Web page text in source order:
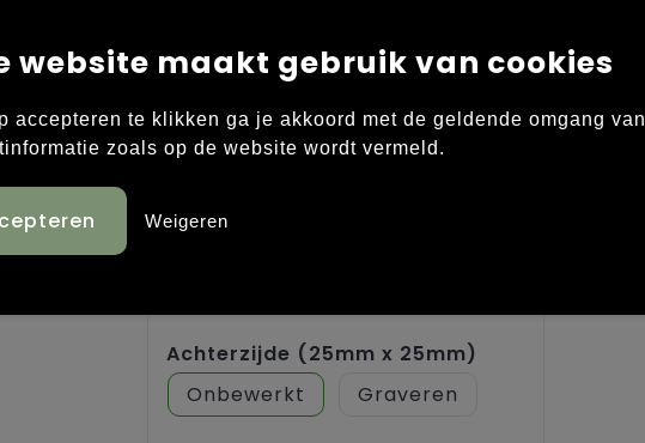
Onbewerkt
Graveren
Achterzijde (50mm x 25mm)
Achterzijde (25mm x 25mm)
Onbewerkt
Graveren
website maakt gebruik van cookies
accepteren te klikken ga je akkoord met de geldende omgang van
zoals op de website wordt vermeld.
Weigeren